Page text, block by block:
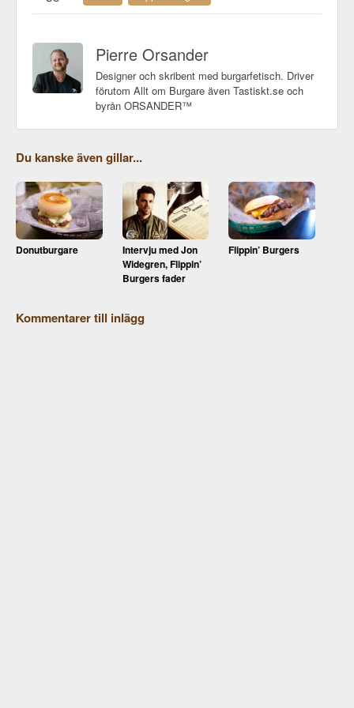
Pierre Orsander
Designer och skribent med burgarfetisch. Driver
förutom Allt om Burgare även Tastiskt.se och
byrån ORSANDER™
Du kanske även gillar...
Donutburgare
Intervju med Jon
Widegren, Flippin’
Burgers fader
Flippin’ Burgers
Kommentarer till inlägg